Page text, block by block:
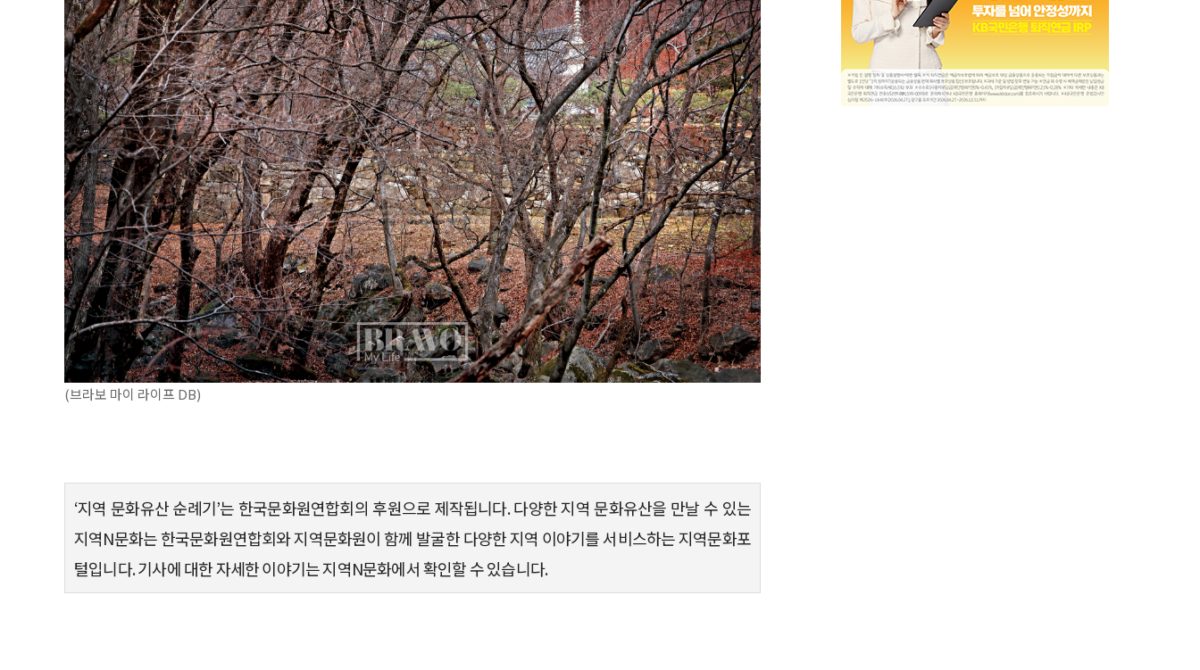
(브라보 마이 라이프 DB)
‘지역 문화유산 순례기’는 한국문화원연합회의 후원으로 제작됩니다. 다양한 지역 문화유산을 만날 수 있는
지역N문화는 한국문화원연합회와 지역문화원이 함께 발굴한 다양한 지역 이야기를 서비스하는 지역문화포
털입니다. 기사에 대한 자세한 이야기는 지역N문화에서 확인할 수 있습니다.